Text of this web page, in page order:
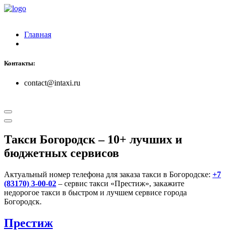
Главная
Контакты:
contact@intaxi.ru
Такси Богородск– 10+ лучших и
бюджетных сервисов
Актуальный номер телефона для заказа такси в Богородске: +7
(83170) 3-00-02 – сервис такси «Престиж», закажите
недорогое такси в быстром и лучшем сервисе города
Богородск.
Престиж